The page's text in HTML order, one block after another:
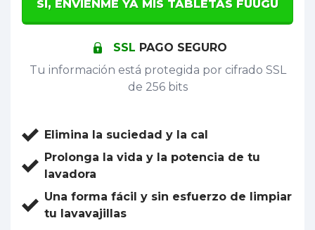
SÍ, ENVÍENME YA MIS TABLETAS FUUGU
SSL PAGO SEGURO
Tu información está protegida por cifrado SSL
de 256 bits
Elimina la suciedad y la cal
Prolonga la vida y la potencia de tu
lavadora
Una forma fácil y sin esfuerzo de limpiar
tu lavavajillas